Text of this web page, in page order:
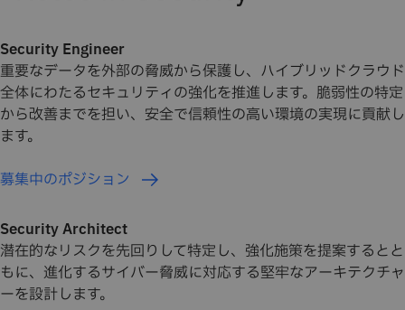
Security Engineer
重要なデータを外部の脅威から保護し、ハイブリッドクラウド
全体にわたるセキュリティの強化を推進します。脆弱性の特定
から改善までを担い、安全で信頼性の高い環境の実現に貢献し
ます。
募集中のポジション
Security Architect
潜在的なリスクを先回りして特定し、強化施策を提案するとと
もに、進化するサイバー脅威に対応する堅牢なアーキテクチャ
ーを設計します。